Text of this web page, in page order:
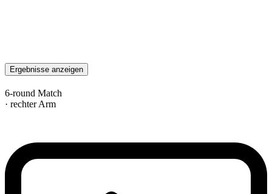
Ergebnisse anzeigen
6-round Match
· rechter Arm